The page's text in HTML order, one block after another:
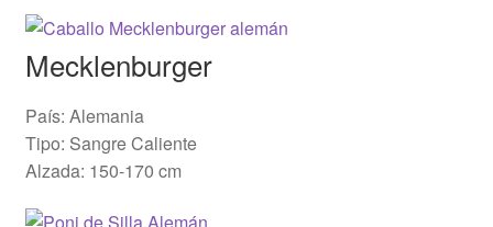
Mecklenburger
País: Alemania
Tipo: Sangre Caliente
Alzada: 150-170 cm